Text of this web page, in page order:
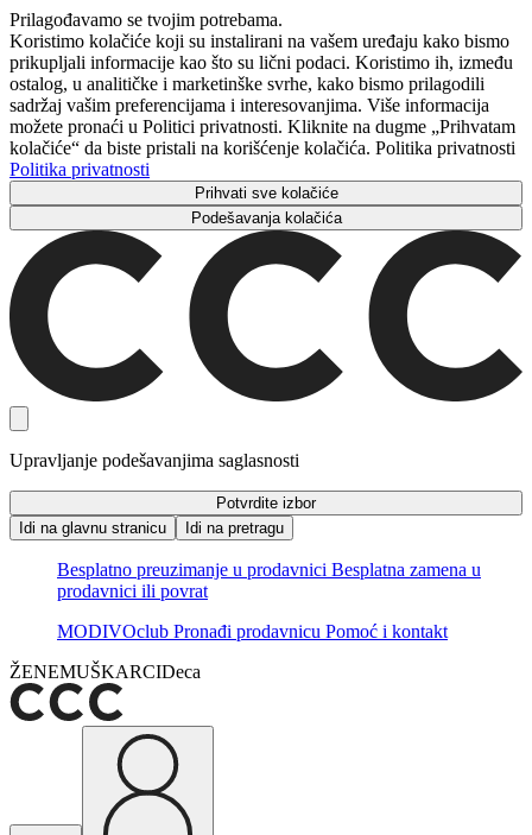
Prilagođavamo se tvojim potrebama.
Koristimo kolačiće koji su instalirani na vašem uređaju kako bismo
prikupljali informacije kao što su lični podaci. Koristimo ih, između
ostalog, u analitičke i marketinške svrhe, kako bismo prilagodili
sadržaj vašim preferencijama i interesovanjima. Više informacija
možete pronaći u Politici privatnosti. Kliknite na dugme „Prihvatam
kolačiće“ da biste pristali na korišćenje kolačića. Politika privatnosti
Politika privatnosti
Prihvati sve kolačiće
Podešavanja kolačića
Upravljanje podešavanjima saglasnosti
Potvrdite izbor
Idi na glavnu stranicu
Idi na pretragu
Besplatno preuzimanje u prodavnici Besplatna zamena u
prodavnici ili povrat
MODIVOclub Pronađi prodavnicu Pomoć i kontakt
ŽENEMUŠKARCIDeca